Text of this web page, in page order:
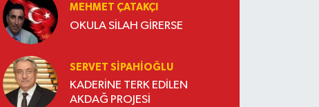
MEHMET ÇATAKÇI
OKULA SİLAH GİRERSE
SERVET SİPAHİOĞLU
KADERİNE TERK EDİLEN
AKDAĞ PROJESİ